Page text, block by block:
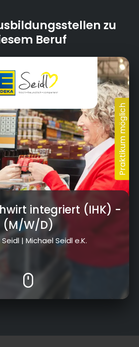
zu
Beruf
integriert (IHK) -
(M/W/D)
| Michael Seidl e.K.